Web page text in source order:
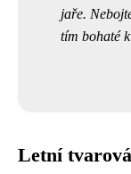
jaře.
tím bohaté
Letní